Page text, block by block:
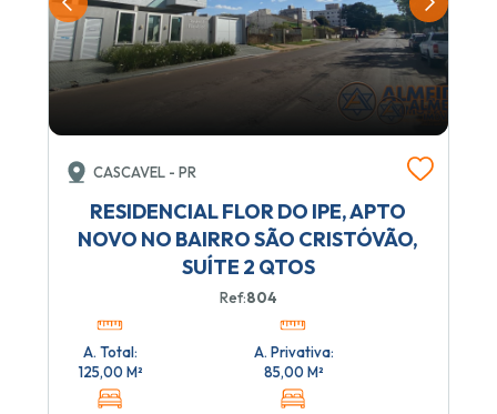
CASCAVEL - PR
RESIDENCIAL FLOR DO IPE, APTO
NOVO NO BAIRRO SÃO CRISTÓVÃO,
SUÍTE 2 QTOS
Ref:804
A. Total:
125,00 M²
A. Privativa:
85,00 M²